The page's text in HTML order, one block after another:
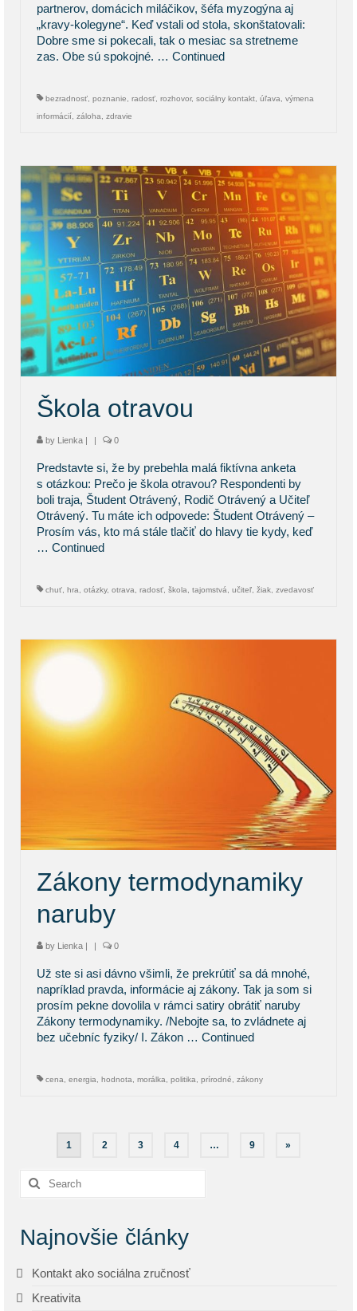
partnerov, domácich miláčikov, šéfa myzogýna aj
„kravy-kolegyne“. Keď vstali od stola, skonštatovali:
Dobre sme si pokecali, tak o mesiac sa stretneme
zas. Obe sú spokojné. … Continued
bezradnosť poznanie radosť rozhovor, sociálny kontakt úľava
výmena
informácií záloha zdravie
Škola otravou
by Lienka | | 0
Predstavte si, že by prebehla malá fiktívna anketa
s otázkou: Prečo je škola otravou? Respondenti by
boli traja, Študent Otrávený, Rodič Otrávený a Učiteľ
Otrávený. Tu máte ich odpovede: Študent Otrávený –
Prosím vás, kto má stále tlačiť do hlavy tie kydy, keď
… Continued
chuť hra otázky, otrava radosť škola tajomstvá učiteľ žiak zvedavosť
Zákony termodynamiky
naruby
by Lienka | | 0
Už ste si asi dávno všimli, že prekrútiť sa dá mnohé,
napríklad pravda, informácie aj zákony. Tak ja som si
prosím pekne dovolila v rámci satiry obrátiť naruby
Zákony termodynamiky. /Nebojte sa, to zvládnete aj
bez učebníc fyziky/ I. Zákon … Continued
cena energia hodnota morálka politika prírodné zákony
Stránkovanie
príspevkov
1 2 3 4 … 9 »
Search
for:
Najnovšie články
Kontakt ako sociálna zručnosť
Kreativita